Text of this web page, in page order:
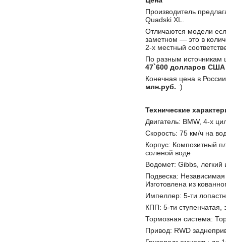
Производитель
Quadski XL.
Отличаются модели
заметном — это в
2-х местный
По разным источникам
47`600 долларов США
Конечная цена в
млн.руб. :)
Технические
Двигатель: BMW, 4-х
Скорость: 75 км/ч на
Корпус: Композитный
соленой воде
Водомет: Gibbs, легкий
Подвеска:
Изготовлена из
Импеллер: 5-ти
КПП: 5-ти ступенчатая,
Тормозная система:
Привод: RWD